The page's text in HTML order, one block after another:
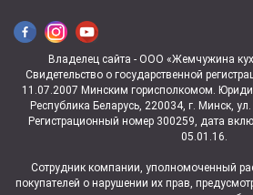
Владелец сайта - ООО «Жемчужина
Свидетельство о государственной
11.07.2007 Минским горисполкомом.
Республика Беларусь, 220034, г. Минск,
Регистрационный номер 300259, дата
05.01.16.
Сотрудник компании, уполномоченный
покупателей о нарушении их прав,